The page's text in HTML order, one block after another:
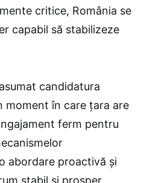
critice, România se
capabil să stabilizeze
candidatura
moment în care țara are
ferm pentru
abordare proactivă şi
stabil şi prosper.